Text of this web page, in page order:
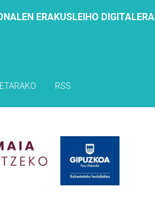
ERAKUSLEIHO DIGITALERA
RSS